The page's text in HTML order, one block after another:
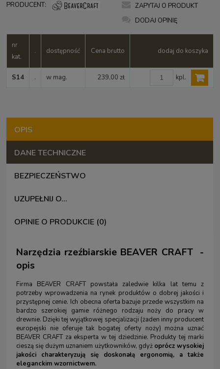
PRODUCENT:
ZAPYTAJ O PRODUKT
DODAJ OPINIĘ
nr
kat.
. dostępność Cena brutto dodaj do koszyka
S14 . w mag. 239,00 zł kpl.
OPIS
DANE TECHNICZNE
BEZPIECZEŃSTWO
UZUPEŁNIJ O...
OPINIE O PRODUKCIE (0)
Narzędzia rzeźbiarskie BEAVER CRAFT -
opis
Firma BEAVER CRAFT powstała zaledwie kilka lat temu z
potrzeby wprowadzenia na rynek produktów o dobrej jakości i
przystępnej cenie. Ich obecna oferta bazuje przede wszystkim na
bardzo szerokiej gamie różnego rodzaju noży do pracy w
drewnie. Dzięki tej wyjątkowej specjalizacji (żaden inny producent
europejski nie oferuje tak bogatej oferty noży) można uznać
BEAVER CRAFT za eksperta w tej dziedzinie. Produkty tej marki
cieszą się dużym uznaniem użytkowników, gdyż oprócz wysokiej
jakości charakteryzują się doskonałą ergonomią, a także
eleganckim wzornictwem.